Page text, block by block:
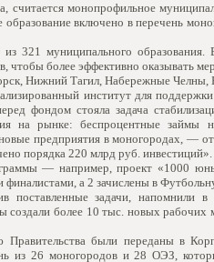
монопрофильное
включено в перечень
321 муниципального
чтобы более эффективно оказывать
Нижний Тагил, Набережные Челны,
институт для
фондом стояла задача
на рынке: беспроцентные займы
предприятия в моногородах, —
порядка 220 млрд руб. инвестиций».
— например, проект «1000
финалистами, а 2 зачислены в
задачи, напомнили
более 10 тыс. новых
были переданы в
из 26 моногородов и 28 ОЭЗ,